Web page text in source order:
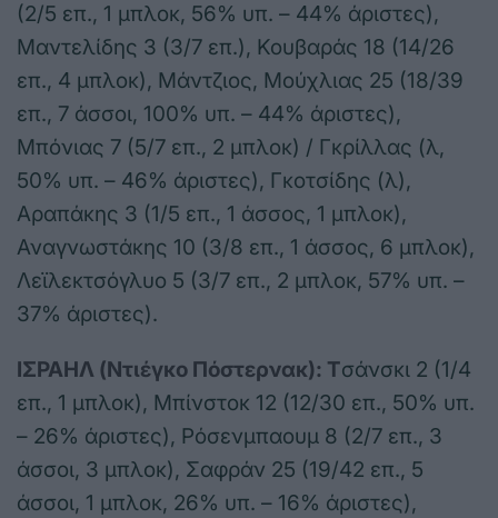
(2/5 επ., 1 μπλοκ, 56% υπ. – 44% άριστες),
Μαντελίδης 3 (3/7 επ.), Κουβαράς 18 (14/26
επ., 4 μπλοκ), Μάντζιος, Μούχλιας 25 (18/39
επ., 7 άσσοι, 100% υπ. – 44% άριστες),
Μπόνιας 7 (5/7 επ., 2 μπλοκ) / Γκρίλλας (λ,
50% υπ. – 46% άριστες), Γκοτσίδης (λ),
Αραπάκης 3 (1/5 επ., 1 άσσος, 1 μπλοκ),
Αναγνωστάκης 10 (3/8 επ., 1 άσσος, 6 μπλοκ),
Λεϊλεκτσόγλυο 5 (3/7 επ., 2 μπλοκ, 57% υπ. –
37% άριστες).
ΙΣΡΑΗΛ (Ντιέγκο Πόστερνακ): Τσάνσκι 2 (1/4
επ., 1 μπλοκ), Μπίνστοκ 12 (12/30 επ., 50% υπ.
– 26% άριστες), Ρόσενμπαουμ 8 (2/7 επ., 3
άσσοι, 3 μπλοκ), Σαφράν 25 (19/42 επ., 5
άσσοι, 1 μπλοκ, 26% υπ. – 16% άριστες),